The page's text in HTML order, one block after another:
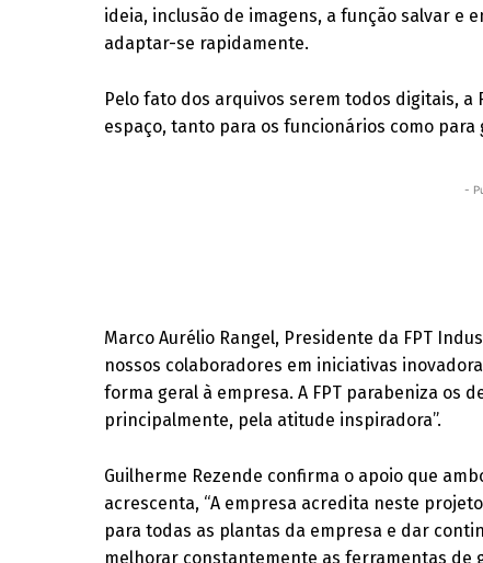
ideia, inclusão de imagens, a função salvar e
adaptar-se rapidamente.
Pelo fato dos arquivos serem todos digitais,
espaço, tanto para os funcionários como
-
Marco Aurélio Rangel, Presidente da FPT
nossos colaboradores em iniciativas
forma geral à empresa. A FPT parabeniza os
principalmente, pela atitude inspiradora”.
Guilherme Rezende confirma o apoio que
acrescenta, “A empresa acredita neste
para todas as plantas da empresa e dar
melhorar constantemente as ferramentas de